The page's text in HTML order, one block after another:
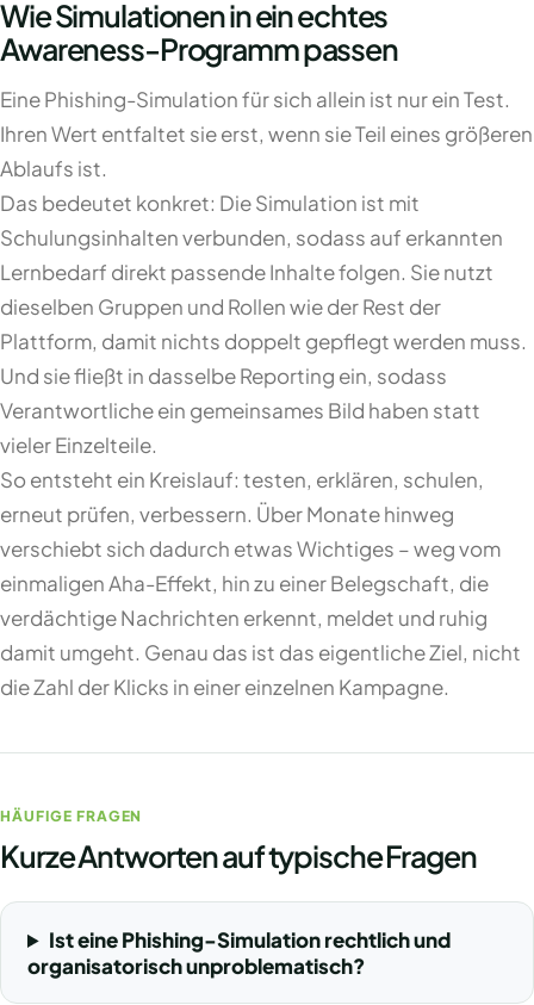
Wie Simulationen in ein echtes
Awareness-Programm passen
Eine Phishing-Simulation für sich allein ist nur ein Test.
Ihren Wert entfaltet sie erst, wenn sie Teil eines größeren
Ablaufs ist.
Das bedeutet konkret: Die Simulation ist mit
Schulungsinhalten verbunden, sodass auf erkannten
Lernbedarf direkt passende Inhalte folgen. Sie nutzt
dieselben Gruppen und Rollen wie der Rest der
Plattform, damit nichts doppelt gepflegt werden muss.
Und sie fließt in dasselbe Reporting ein, sodass
Verantwortliche ein gemeinsames Bild haben statt
vieler Einzelteile.
So entsteht ein Kreislauf: testen, erklären, schulen,
erneut prüfen, verbessern. Über Monate hinweg
verschiebt sich dadurch etwas Wichtiges – weg vom
einmaligen Aha-Effekt, hin zu einer Belegschaft, die
verdächtige Nachrichten erkennt, meldet und ruhig
damit umgeht. Genau das ist das eigentliche Ziel, nicht
die Zahl der Klicks in einer einzelnen Kampagne.
HÄUFIGE FRAGEN
Kurze Antworten auf typische Fragen
Ist eine Phishing-Simulation rechtlich und
organisatorisch unproblematisch?